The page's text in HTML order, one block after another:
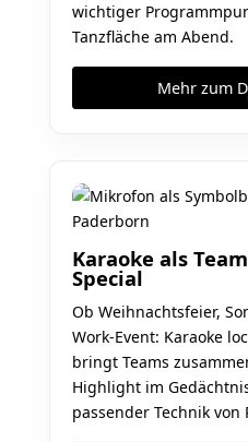
wichtiger
Tanzfläche am Abend.
Mehr zum
Karaoke als
Special
Ob Weihnachtsfeier,
Work-Event: Karaoke
bringt Teams
Highlight im
passender Technik von